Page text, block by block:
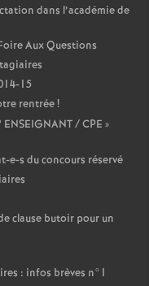
dans l’académie de
Aux Questions
15
rentrée!
ENSEIGNANT/CPE »
e-s du concours réservé
clause butoir pour un
: infos brèves n°1